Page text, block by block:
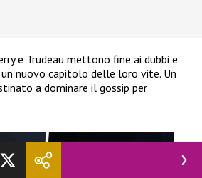
e Trudeau mettono fine ai dubbi e
nuovo capitolo delle loro vite. Un
a dominare il gossip per